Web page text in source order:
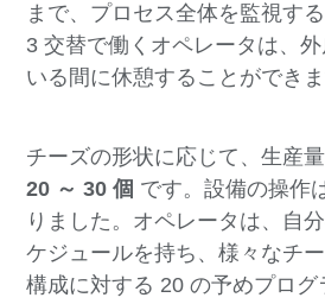
まで、プロセス全体を監視す
3 交替で働くオペレータは、
いる間に休憩することができま
チーズの形状に応じて、生産
20 ～ 30 個 です。設備の操作
りました。オペレータは、自
ケジュールを持ち、様々なチ
構成に対する 20 の予めプロ